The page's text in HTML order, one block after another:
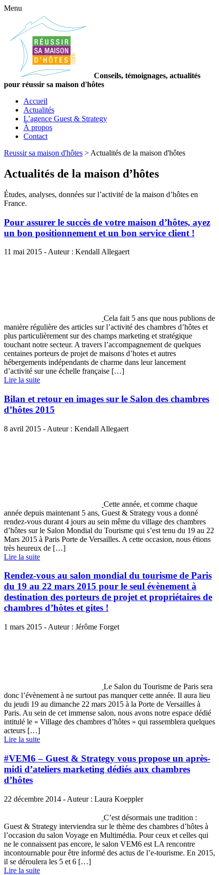
Menu
Conseils, témoignages, actualités
pour réussir sa maison d'hôtes
Accueil
Actualités
L’agence Guest & Strategy
À propos
Contact
Reussir sa maison d'hôtes > Actualités de la maison d'hôtes
Actualités de la maison d’hôtes
Études, analyses, données sur l’activité de la maison d’hôtes en
France.
Pour assurer le succès de votre maison d’hôtes, ayez
un bon positionnement et un bon service client !
11 mai 2015 - Auteur : Kendall Allegaert
Cela fait 5 ans que nous publions de
manière régulière des articles sur l’activité des chambres d’hôtes et
plus particulièrement sur des champs marketing et stratégique
touchant notre secteur. A travers l’accompagnement de quelques
centaines porteurs de projet de maisons d’hotes et autres
hébergements indépendants de charme dans leur lancement
d’activité sur une échelle française […]
Lire la suite
Bilan et retour en images sur le Salon des chambres
d’hôtes 2015
8 avril 2015 - Auteur : Kendall Allegaert
Cette année, et comme chaque
année depuis maintenant 5 ans, Guest & Strategy vous a donné
rendez-vous durant 4 jours au sein même du village des chambres
d’hôtes sur le Salon Mondial du Tourisme qui s’est tenu du 19 au 22
Mars 2015 à Paris Porte de Versailles. A cette occasion, nous étions
très heureux de […]
Lire la suite
Rendez-vous au salon mondial du tourisme de Paris
du 19 au 22 mars 2015 pour le seul évènement à
destination des porteurs de projet et propriétaires de
chambres d’hôtes et gites !
1 mars 2015 - Auteur : Jérôme Forget
Le Salon du Tourisme de Paris sera
donc l’évènement à ne surtout pas manquer cette année. Il aura lieu
du jeudi 19 au dimanche 22 mars 2015 à la Porte de Versailles à
Paris. Au sein de cet immense salon, nous avons notre espace dédié
intitulé le « Village des chambres d’hôtes » qui rassemblera quelques
acteurs […]
Lire la suite
#VEM6 – Guest & Strategy vous propose un après-
midi d’ateliers marketing dédiés aux chambres
d’hôtes
22 décembre 2014 - Auteur : Laura Koeppler
C’est désormais une tradition :
Guest & Strategy interviendra sur le thème des chambres d’hôtes à
l’occasion du salon Voyage en Multimédia. Pour ceux et celles qui
ne le connaissent pas encore, le salon VEM6 est LA rencontre
incontournable pour être informé des actus de l’e-tourisme. En 2015,
il se déroulera les 5 et 6 […]
Lire la suite